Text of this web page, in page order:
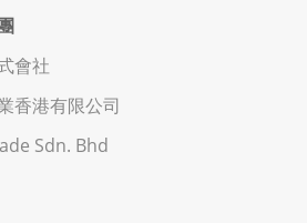
會社
香港有限公司
Sdn. Bhd